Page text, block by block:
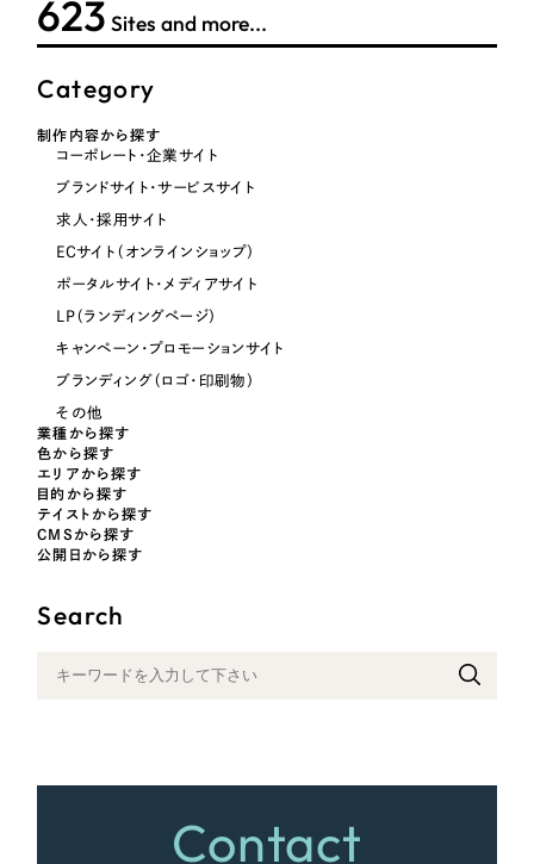
さらに条件を追加する
624 Sites and more...
Category
制作内容から探す
コーポレート・企業サイト
ブランドサイト・サービスサイト
求人・採用サイト
ECサイト（オンラインショップ）
ポータルサイト・メディアサイト
LP（ランディングページ）
キャンペーン・プロモーションサイト
ブランディング（ロゴ・印刷物）
その他
業種から探す
色から探す
エリアから探す
目的から探す
テイストから探す
CMSから探す
公開日から探す
Search
Contact